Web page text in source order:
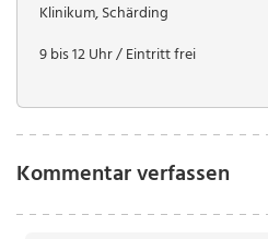
Klinikum, Schärding
9 bis 12 Uhr / Eintritt frei
Kommentar verfassen